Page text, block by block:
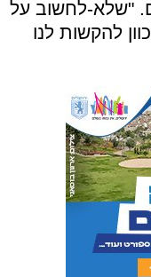
"שלא-לחשוב על
להקשות לנו